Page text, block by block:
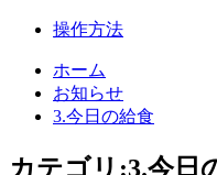
操作方法
ホーム
お知らせ
3.今日の給食
カテゴリ:3.今日